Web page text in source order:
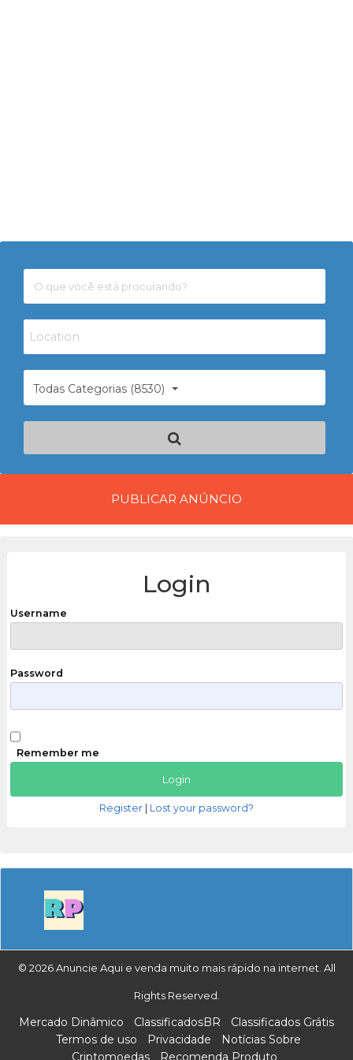
Todas Categorias (8530)
PUBLICAR ANÚNCIO
Login
Username
Password
Remember me
Register Lost your password?
© 2026 Anuncie Aqui e venda muito mais rápido na internet. All
Rights Reserved.
Mercado Dinâmico ClassificadosBR
Classificados Grátis
Termos de uso
Privacidade
Notícias Sobre
Criptomoedas
Recomenda Produto